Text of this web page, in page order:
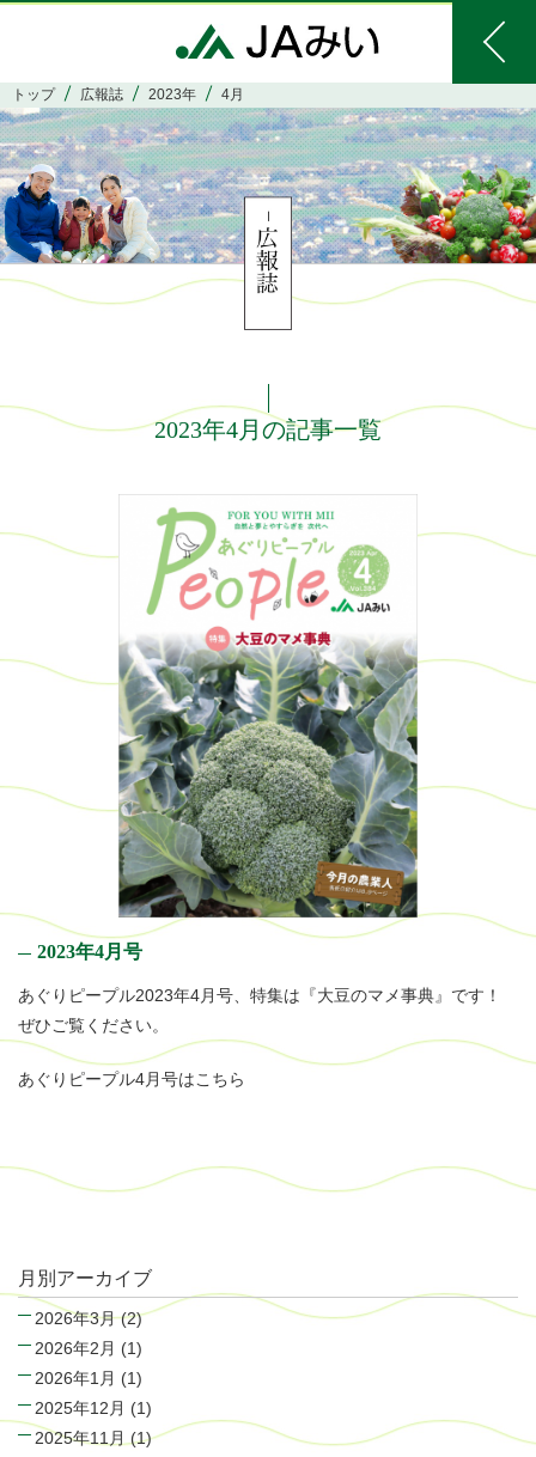
トップ 広報誌 2023年 4月
2023年4月の記事一覧
2023年4月号
あぐりピープル2023年4月号、特集は『大豆のマメ事典』です！
ぜひご覧ください。
あぐりピープル4月号はこちら
月別アーカイブ
2026年3月(2)
2026年2月 (1)
2026年1月 (1)
2025年12月 (1)
2025年11月(1)